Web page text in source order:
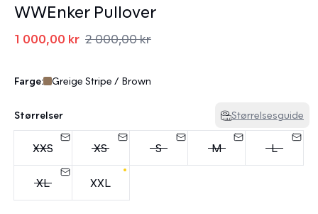
WWEnker Pullover
1 000,00 kr 2 000,00 kr
Farge: Greige Stripe / Brown
Størrelser Størrelsesguide
XXS XS S M L
XL XXL